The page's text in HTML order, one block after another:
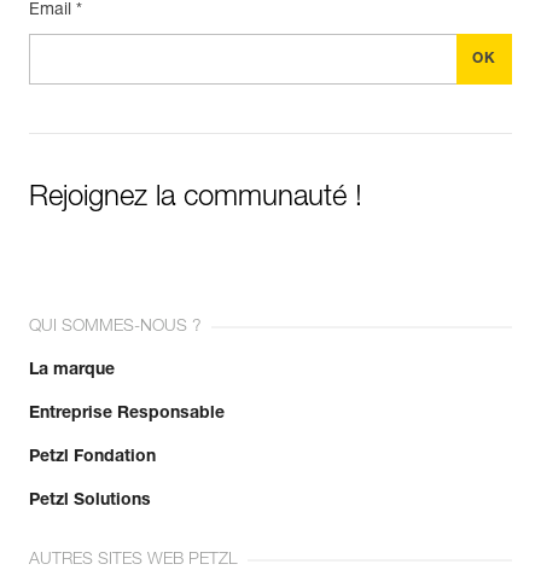
Email *
Rejoignez la communauté !
QUI SOMMES-NOUS ?
La marque
Entreprise Responsable
Petzl Fondation
Petzl Solutions
AUTRES SITES WEB PETZL